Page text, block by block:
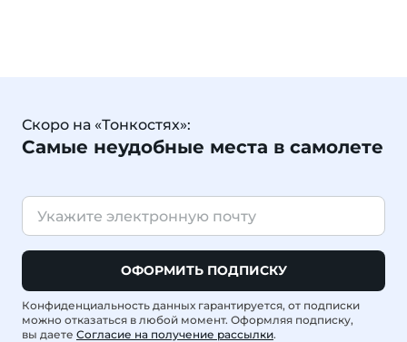
Скоро на «Тонкостях»:
Самые неудобные места в самолете
ОФОРМИТЬ ПОДПИСКУ
Конфиденциальность данных гарантируется, от подписки
можно отказаться в любой момент. Оформляя подписку,
вы даете Согласие на получение рассылки.